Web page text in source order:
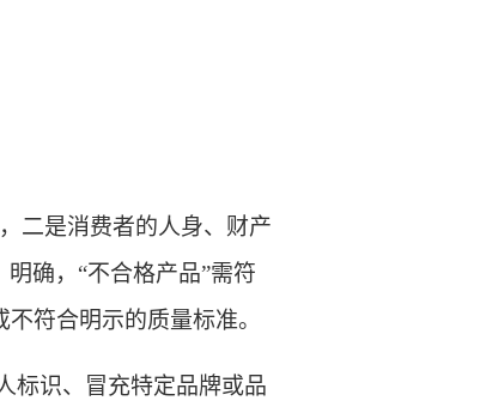
二是消费者的人身、财产
确，“不合格产品”需符
符合明示的质量标准。
标识、冒充特定品牌或品